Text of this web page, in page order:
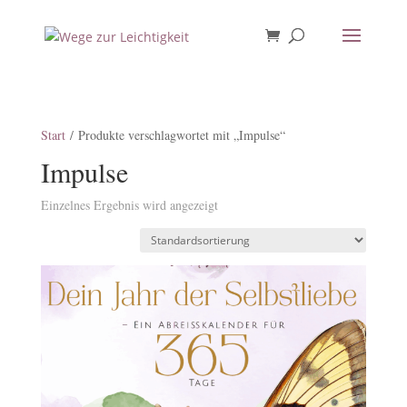
Start/ Produkte verschlagwortet mit „Impulse“
Impulse
Einzelnes Ergebnis wird angezeigt